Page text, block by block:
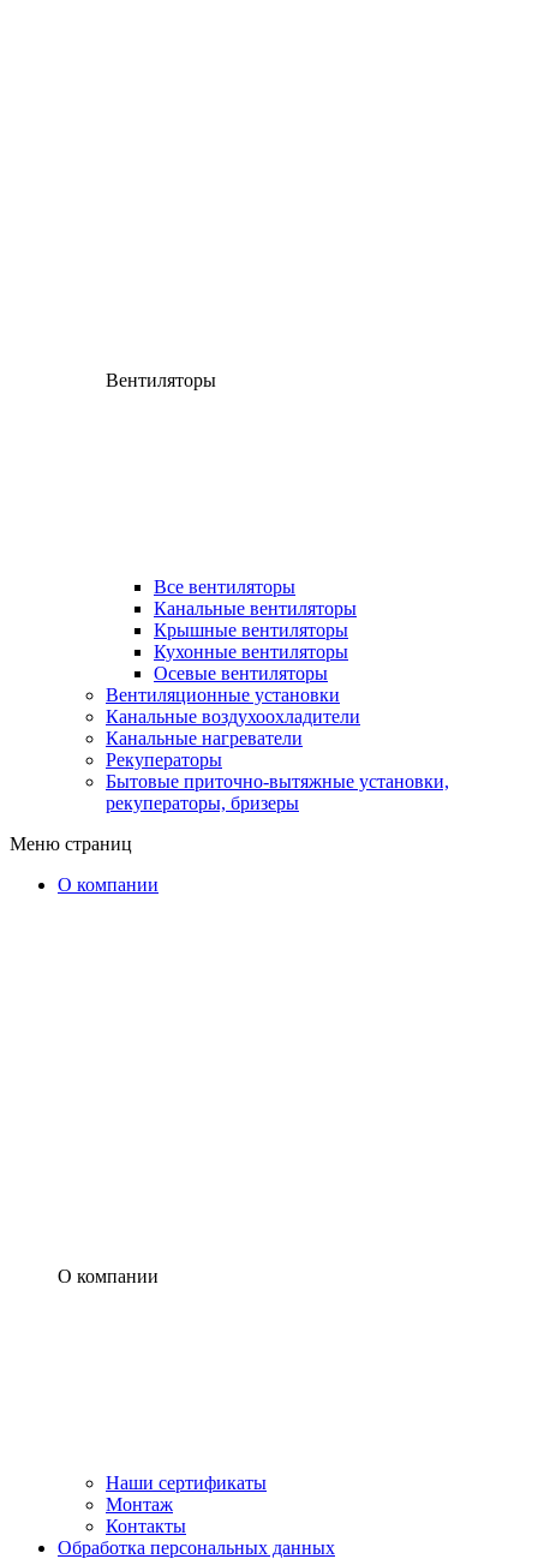
Вентиляторы
Все вентиляторы
Канальные вентиляторы
Крышные вентиляторы
Кухонные вентиляторы
Осевые вентиляторы
Вентиляционные установки
Канальные воздухоохладители
Канальные нагреватели
Рекуператоры
Бытовые приточно-вытяжные установки,
рекуператоры, бризеры
Меню страниц
О компании
О компании
Наши сертификаты
Монтаж
Контакты
Обработка персональных данных